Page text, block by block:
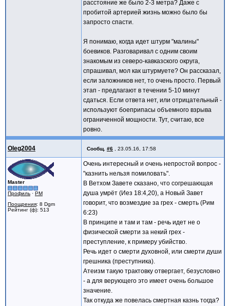
расстояние же было 2-3 метра? Даже с
пробитой артерией жизнь можно было бы
запросто спасти.
Я понимаю, когда идет штурм "малины"
боевиков. Разговаривал с одним своим
знакомым из северо-кавказского округа,
спрашивал, мол как штурмуете? Он рассказал,
если заложников нет, то очень просто. Первый
этап - предлагают в течении 5-10 минут
сдаться. Если ответа нет, или отрицательный -
используют боеприпасы объемного взрыва
ограниченной мощности. Тут, считаю, все
ровно.
Oleg2004 Сообщ. #6 23.05.16, 17:58
Master
Профиль · PM
Поощрения: 8 Dgm
Рейтинг (ф): 513
Очень интересный и очень непростой вопрос -
"казнить нельзя помиловать".
В Ветхом Завете сказано, что согрешающая
душа умрёт (Иез 18:4,20), а Новый Завет
говорит, что возмездие за грех - смерть (Рим
6:23)
В принципе и там и там - речь идет не о
физической смерти за некий грех -
преступление, к примеру убийство.
Речь идет о смерти духовной, или смерти души
грешника (преступника).
Атеизм такую трактовку отвергает, безусловно
- а для верующего это имеет очень большое
значение.
Так откуда же повелась смертная казнь тогда?